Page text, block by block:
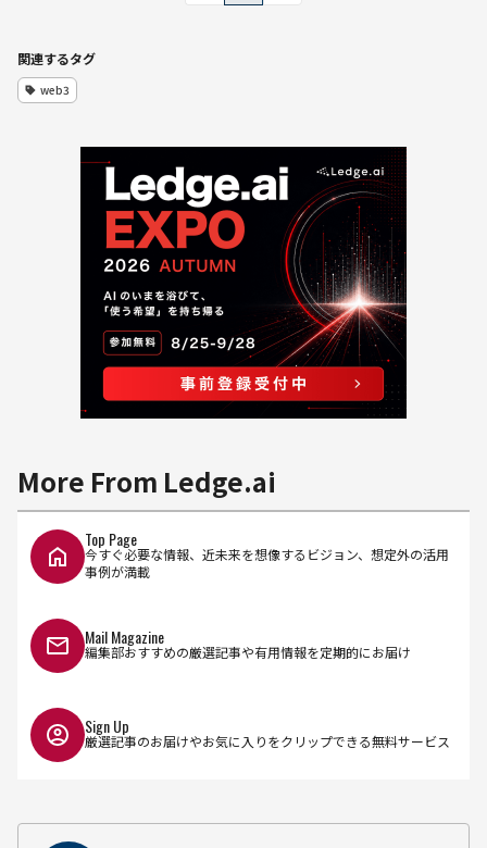
関連するタグ
web3
More From Ledge.ai
Top Page
今すぐ必要な情報、近未来を想像するビジョン、想定外の活用
事例が満載
Mail Magazine
編集部おすすめの厳選記事や有用情報を定期的にお届け
Sign Up
厳選記事のお届けやお気に入りをクリップできる無料サービス